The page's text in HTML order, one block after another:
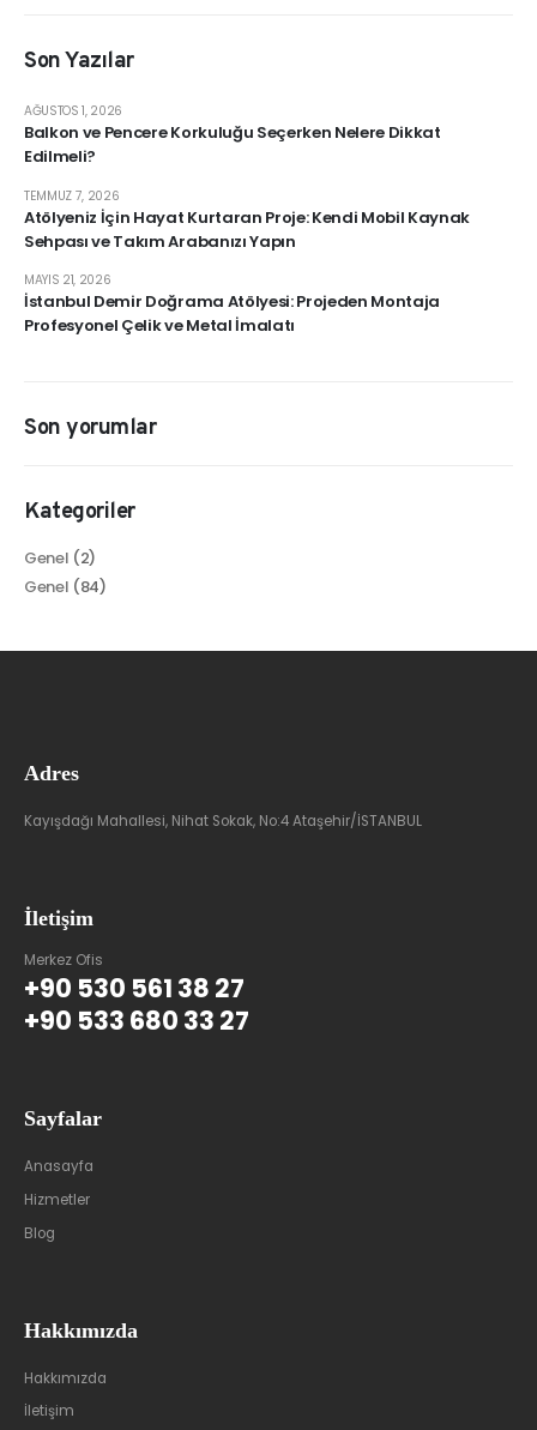
Son Yazılar
Balkon ve Pencere Korkuluğu Seçerken Nelere Dikkat
Edilmeli?
AĞUSTOS 1, 2026
Atölyeniz İçin Hayat Kurtaran Proje: Kendi Mobil Kaynak
Sehpası ve Takım Arabanızı Yapın
TEMMUZ 7, 2026
İstanbul Demir Doğrama Atölyesi: Projeden Montaja
Profesyonel Çelik ve Metal İmalatı
MAYIS 21, 2026
Son yorumlar
Kategoriler
Genel (2)
Genel (84)
Adres
Kayışdağı Mahallesi, Nihat Sokak, No:4 Ataşehir/İSTANBUL
İletişim
Merkez Ofis
+90 530 561 38 27
+90 533 680 33 27
Sayfalar
Anasayfa
Hizmetler
Blog
Hakkımızda
Hakkımızda
İletişim